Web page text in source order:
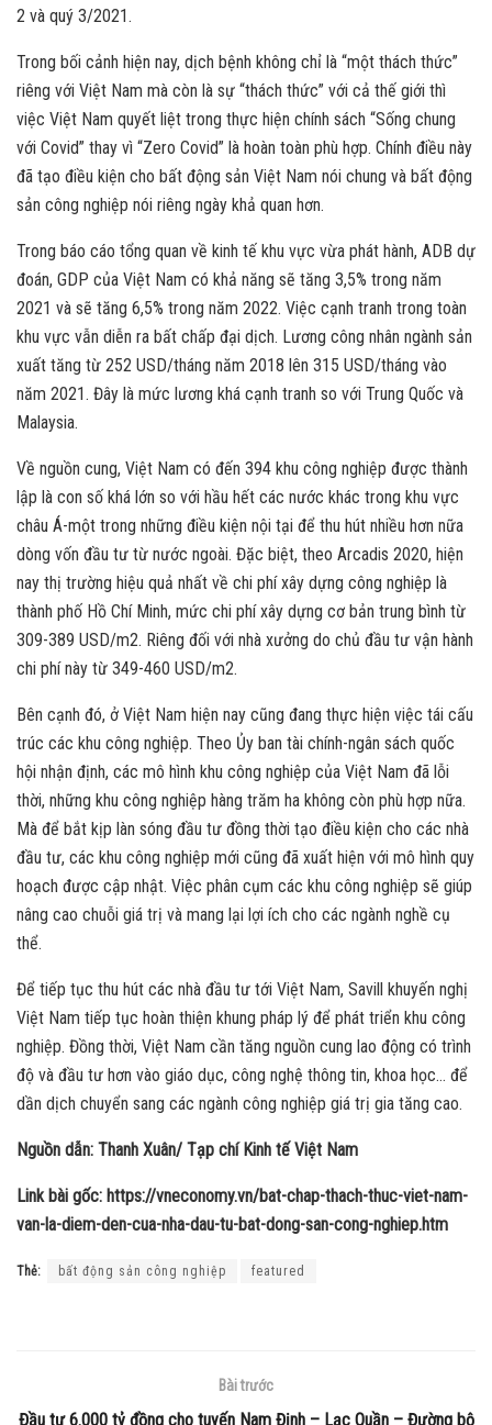
2 và quý 3/2021.
Trong bối cảnh hiện nay, dịch bệnh không chỉ là “một thách thức”
riêng với Việt Nam mà còn là sự “thách thức” với cả thế giới thì
việc Việt Nam quyết liệt trong thực hiện chính sách “Sống chung
với Covid” thay vì “Zero Covid” là hoàn toàn phù hợp. Chính điều này
đã tạo điều kiện cho bất động sản Việt Nam nói chung và bất động
sản công nghiệp nói riêng ngày khả quan hơn.
Trong báo cáo tổng quan về kinh tế khu vực vừa phát hành, ADB dự
đoán, GDP của Việt Nam có khả năng sẽ tăng 3,5% trong năm
2021 và sẽ tăng 6,5% trong năm 2022. Việc cạnh tranh trong toàn
khu vực vẫn diễn ra bất chấp đại dịch. Lương công nhân ngành sản
xuất tăng từ 252 USD/tháng năm 2018 lên 315 USD/tháng vào
năm 2021. Đây là mức lương khá cạnh tranh so với Trung Quốc và
Malaysia.
Về nguồn cung, Việt Nam có đến 394 khu công nghiệp được thành
lập là con số khá lớn so với hầu hết các nước khác trong khu vực
châu Á-một trong những điều kiện nội tại để thu hút nhiều hơn nữa
dòng vốn đầu tư từ nước ngoài. Đặc biệt, theo Arcadis 2020, hiện
nay thị trường hiệu quả nhất về chi phí xây dựng công nghiệp là
thành phố Hồ Chí Minh, mức chi phí xây dựng cơ bản trung bình từ
309-389 USD/m2. Riêng đối với nhà xưởng do chủ đầu tư vận hành
chi phí này từ 349-460 USD/m2.
Bên cạnh đó, ở Việt Nam hiện nay cũng đang thực hiện việc tái cấu
trúc các khu công nghiệp. Theo Ủy ban tài chính-ngân sách quốc
hội nhận định, các mô hình khu công nghiệp của Việt Nam đã lỗi
thời, những khu công nghiệp hàng trăm ha không còn phù hợp nữa.
Mà để bắt kịp làn sóng đầu tư đồng thời tạo điều kiện cho các nhà
đầu tư, các khu công nghiệp mới cũng đã xuất hiện với mô hình quy
hoạch được cập nhật. Việc phân cụm các khu công nghiệp sẽ giúp
nâng cao chuỗi giá trị và mang lại lợi ích cho các ngành nghề cụ
thể.
Để tiếp tục thu hút các nhà đầu tư tới Việt Nam, Savill khuyến nghị
Việt Nam tiếp tục hoàn thiện khung pháp lý để phát triển khu công
nghiệp. Đồng thời, Việt Nam cần tăng nguồn cung lao động có trình
độ và đầu tư hơn vào giáo dục, công nghệ thông tin, khoa học… để
dần dịch chuyển sang các ngành công nghiệp giá trị gia tăng cao.
Nguồn dẫn: Thanh Xuân/ Tạp chí Kinh tế Việt Nam
Link bài gốc: https://vneconomy.vn/bat-chap-thach-thuc-viet-nam-
van-la-diem-den-cua-nha-dau-tu-bat-dong-san-cong-nghiep.htm
Thẻ: bất động sản công nghiệp featured
Bài trước
Đầu tư 6.000 tỷ đồng cho tuyến Nam Định – Lạc Quần – Đường bộ